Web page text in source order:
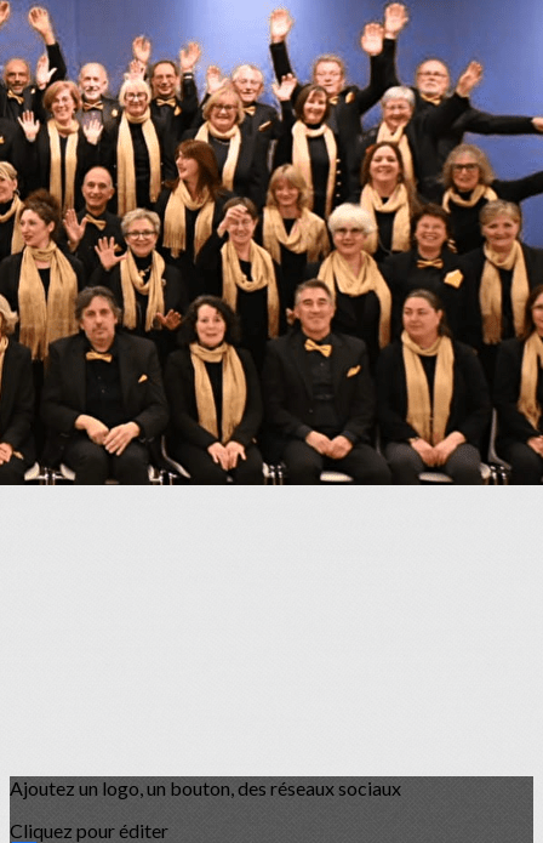
Menu
<
>
A l'affiche
Vidéos
Galerie photos
?>
Images de la page d'accueil
Cliquez pour éditer
Texte, bouton et/ou inscription à la newsletter
Cliquez pour éditer
Ajoutez un logo, un bouton, des réseaux sociaux
Cliquez pour éditer